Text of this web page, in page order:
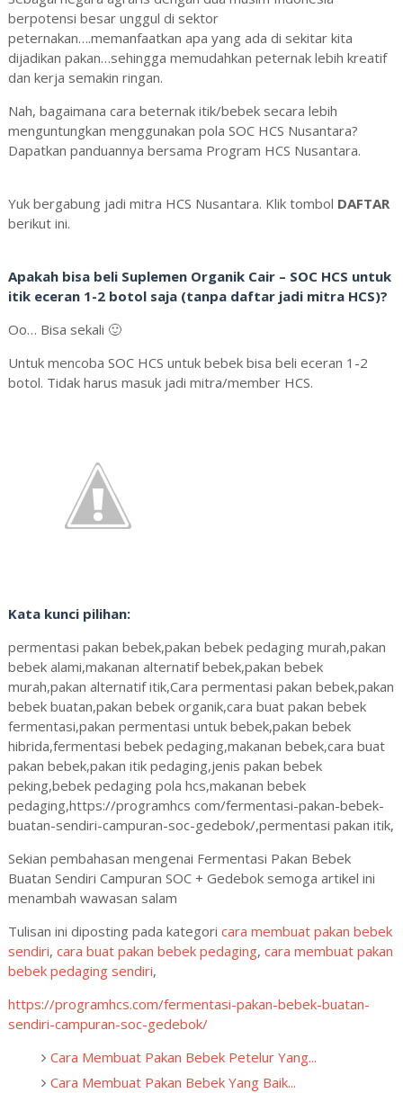
berpotensi besar unggul di sektor
peternakan….memanfaatkan apa yang ada di sekitar kita
dijadikan pakan…sehingga memudahkan peternak lebih kreatif
dan kerja semakin ringan.
Nah, bagaimana cara beternak itik/bebek secara lebih
menguntungkan menggunakan pola SOC HCS Nusantara?
Dapatkan panduannya bersama Program HCS Nusantara.
Yuk bergabung jadi mitra HCS Nusantara. Klik tombol DAFTAR
berikut ini.
Apakah bisa beli Suplemen Organik Cair – SOC HCS untuk
itik eceran 1-2 botol saja (tanpa daftar jadi mitra HCS)?
Oo… Bisa sekali 🙂
Untuk mencoba SOC HCS untuk bebek bisa beli eceran 1-2
botol. Tidak harus masuk jadi mitra/member HCS.
Kata kunci pilihan:
permentasi pakan bebek,pakan bebek pedaging murah,pakan
bebek alami,makanan alternatif bebek,pakan bebek
murah,pakan alternatif itik,Cara permentasi pakan bebek,pakan
bebek buatan,pakan bebek organik,cara buat pakan bebek
fermentasi,pakan permentasi untuk bebek,pakan bebek
hibrida,fermentasi bebek pedaging,makanan bebek,cara buat
pakan bebek,pakan itik pedaging,jenis pakan bebek
peking,bebek pedaging pola hcs,makanan bebek
pedaging,https://programhcs com/fermentasi-pakan-bebek-
buatan-sendiri-campuran-soc-gedebok/,permentasi pakan itik,
Sekian pembahasan mengenai Fermentasi Pakan Bebek
Buatan Sendiri Campuran SOC + Gedebok semoga artikel ini
menambah wawasan salam
Tulisan ini diposting pada kategori cara membuat pakan bebek
sendiri, cara buat pakan bebek pedaging, cara membuat pakan
bebek pedaging sendiri,
https://programhcs.com/fermentasi-pakan-bebek-buatan-
sendiri-campuran-soc-gedebok/
Cara Membuat Pakan Bebek Petelur Yang...
Cara Membuat Pakan Bebek Yang Baik...